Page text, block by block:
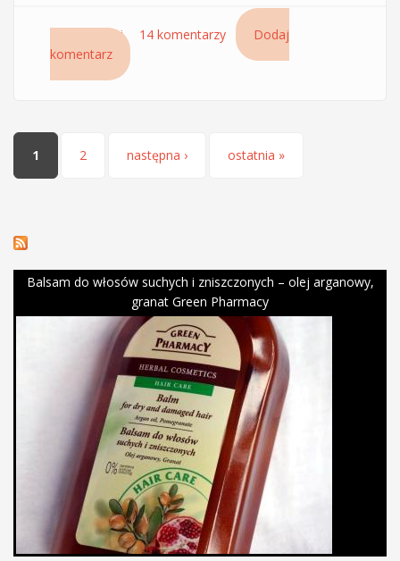
Czytaj dalejwpis Czy tabletki antykoncepcyjne pomogą na
14 komentarzy
Dodaj
komentarz
Strony
1 2 następna › ostatnia »
Balsam do włosów suchych i zniszczonych – olej arganowy,
granat Green Pharmacy